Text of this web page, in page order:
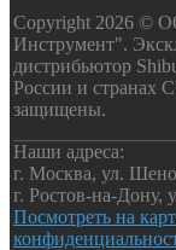
Copyright 2026 ©
Инструмент".
дистрибьютор
России и странах
защищены.
Наши адреса:
г. Москва, ул.
г. Ростов-на-Дону,
Посмотреть на